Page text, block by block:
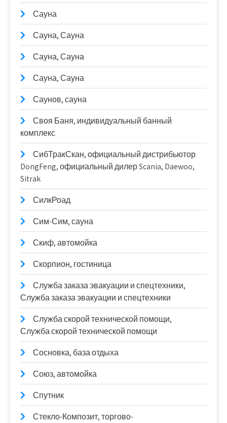
Сауна
Сауна, Сауна
Сауна, Сауна
Сауна, Сауна
Саунов, сауна
Своя Баня, индивидуальный банный
комплекс
СибТракСкан, официальный дистрибьютор
DongFeng, официальный дилер Scania, Daewoo,
Sitrak
СилкРоад
Сим-Сим, сауна
Скиф, автомойка
Скорпион, гостиница
Служба заказа эвакуации и спецтехники,
Служба заказа эвакуации и спецтехники
Служба скорой технической помощи,
Служба скорой технической помощи
Сосновка, база отдыха
Союз, автомойка
Спутник
Стекло-Композит, торгово-